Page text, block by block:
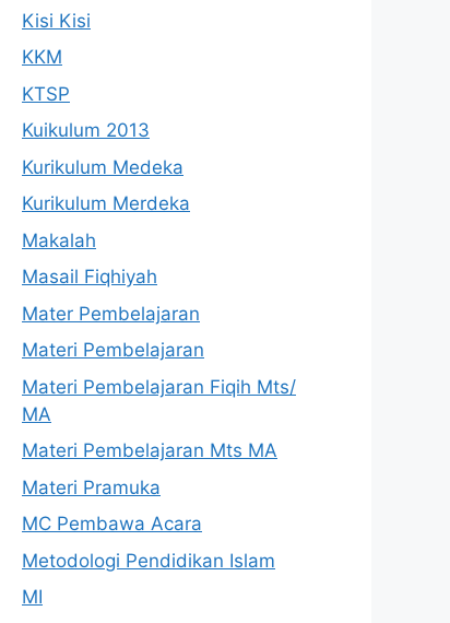
Kisi Kisi
KKM
KTSP
Kuikulum 2013
Kurikulum Medeka
Kurikulum Merdeka
Makalah
Masail Fiqhiyah
Mater Pembelajaran
Materi Pembelajaran
Materi Pembelajaran Fiqih Mts/
MA
Materi Pembelajaran Mts MA
Materi Pramuka
MC Pembawa Acara
Metodologi Pendidikan Islam
MI